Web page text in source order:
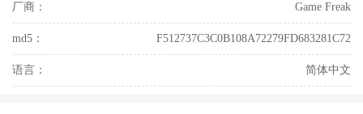
厂商： Game Freak
md5： F512737C3C0B108A72279FD683281C72
语言： 简体中文